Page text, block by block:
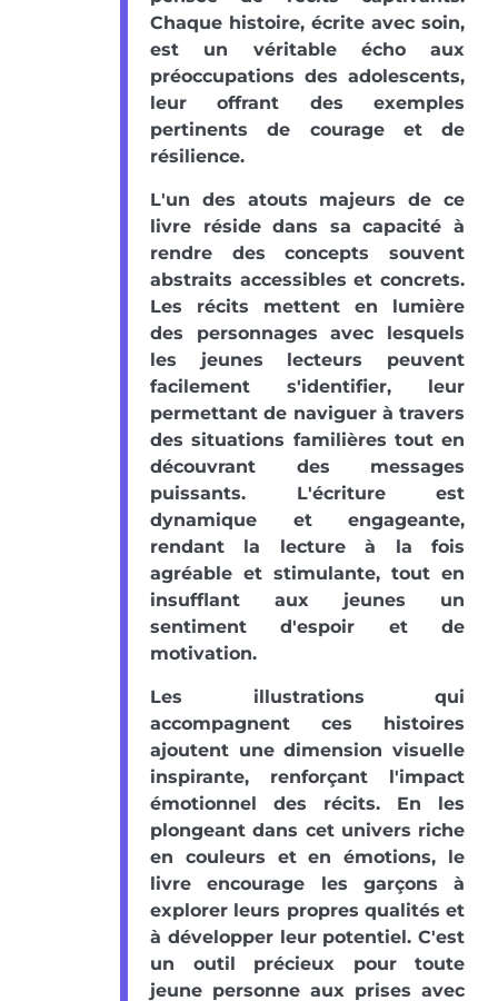
Chaque histoire, écrite avec soin,
est un véritable écho aux
préoccupations des adolescents,
leur offrant des exemples
pertinents de courage et de
résilience.
L'un des atouts majeurs de ce
livre réside dans sa capacité à
rendre des concepts souvent
abstraits accessibles et concrets.
Les récits mettent en lumière
des personnages avec lesquels
les jeunes lecteurs peuvent
facilement s'identifier, leur
permettant de naviguer à travers
des situations familières tout en
découvrant des messages
puissants. L'écriture est
dynamique et engageante,
rendant la lecture à la fois
agréable et stimulante, tout en
insufflant aux jeunes un
sentiment d'espoir et de
motivation.
Les illustrations qui
accompagnent ces histoires
ajoutent une dimension visuelle
inspirante, renforçant l'impact
émotionnel des récits. En les
plongeant dans cet univers riche
en couleurs et en émotions, le
livre encourage les garçons à
explorer leurs propres qualités et
à développer leur potentiel. C'est
un outil précieux pour toute
jeune personne aux prises avec